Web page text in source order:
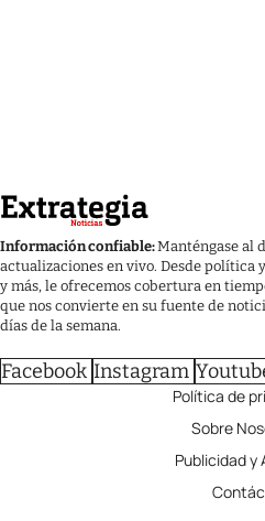
Información confiable:Manténgase al
actualizaciones en vivo. Desde
y más, le ofrecemos cobertura en
que nos convierte en su fuente de
días de la semana.
Facebook Instagram
Política de
Sobre
Publicidad y